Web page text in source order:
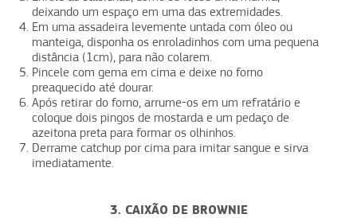
deixando um espaço em uma das extremidades.
Em uma assadeira levemente untada com óleo ou
manteiga, disponha os enroladinhos com uma pequena
distância (1cm), para não colarem.
Pincele com gema em cima e deixe no forno
preaquecido até dourar.
Após retirar do forno, arrume-os em um refratário e
coloque dois pingos de mostarda e um pedaço de
azeitona preta para formar os olhinhos.
Derrame catchup por cima para imitar sangue e sirva
imediatamente.
3. CAIXÃO DE BROWNIE